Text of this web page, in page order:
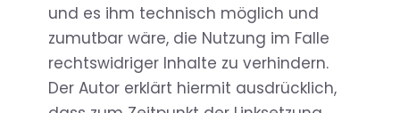
und es ihm technisch möglich und
zumutbar wäre, die Nutzung im Falle
rechtswidriger Inhalte zu verhindern.
Der Autor erklärt hiermit ausdrücklich,